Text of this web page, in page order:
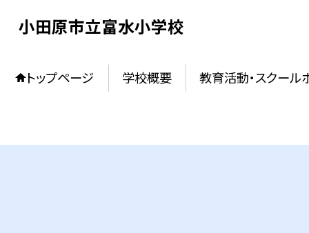
小田原市立富水小学校
トップページ 学校概要 教育活動・スクール